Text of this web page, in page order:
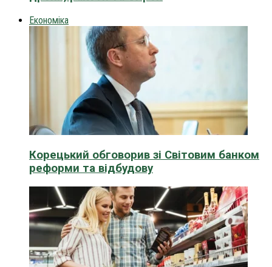
Економіка
Корецький обговорив зі Світовим банком
реформи та відбудову